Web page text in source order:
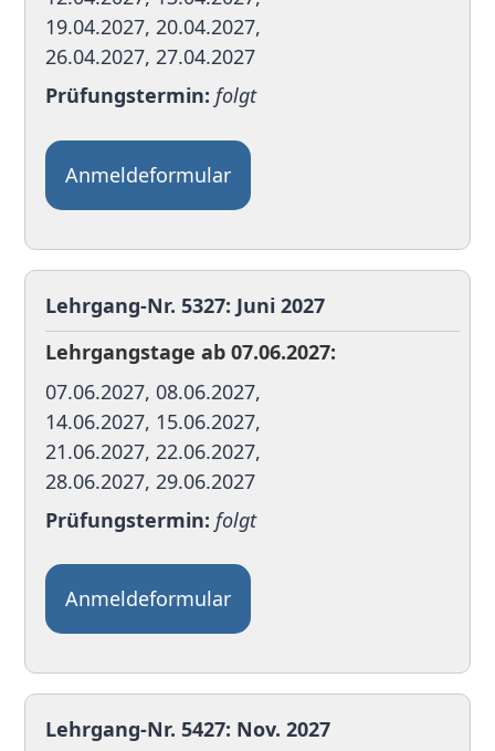
19.04.2027, 20.04.2027,
26.04.2027, 27.04.2027
Prüfungstermin: folgt
Anmeldeformular
Lehrgang-Nr. 5327: Juni 2027
Lehrgangstage ab 07.06.2027:
07.06.2027, 08.06.2027,
14.06.2027, 15.06.2027,
21.06.2027, 22.06.2027,
28.06.2027, 29.06.2027
Prüfungstermin: folgt
Anmeldeformular
Lehrgang-Nr. 5427: Nov. 2027